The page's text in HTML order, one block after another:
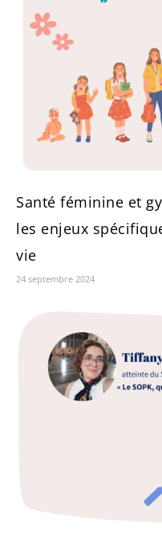
Santé féminine et
les enjeux
vie
24 septembre 2024